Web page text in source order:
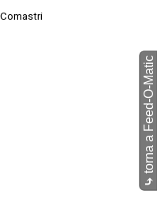
⤷
torna a Feed-O-Matic